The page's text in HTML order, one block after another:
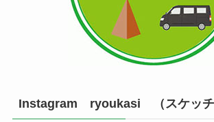
Instagram ryoukasi （スケッチ